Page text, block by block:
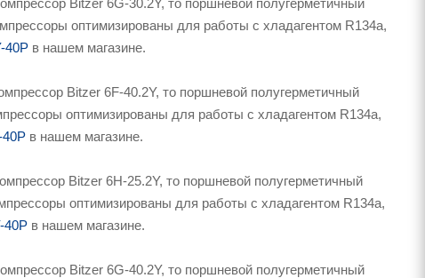
Bitzer 6G-30.2Y, то поршневой полугерметичный
оптимизированы для работы с хладагентом R134a,
40P в нашем магазине.
Bitzer 6F-40.2Y, то поршневой полугерметичный
оптимизированы для работы с хладагентом R134a,
40P в нашем магазине.
Bitzer 6H-25.2Y, то поршневой полугерметичный
оптимизированы для работы с хладагентом R134a,
40P в нашем магазине.
Bitzer 6G-40.2Y, то поршневой полугерметичный